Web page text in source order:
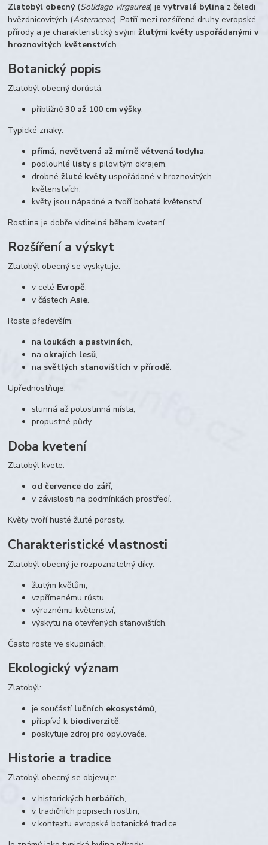
Zlatobýl obecný(Solidago virgaurea) jevytrvalá bylina z čeledi
hvězdnicovitých (Asteraceae). Patří mezi rozšířené druhy evropské
přírody a je charakteristický svýmižlutými květy uspořádanými v
hroznovitých květenstvích.
Botanický popis
Zlatobýl obecný dorůstá:
přibližně30 až 100 cm výšky.
Typické znaky:
přímá, nevětvená až mírně větvená lodyha,
podlouhlé listys pilovitým okrajem,
drobnéžluté květyuspořádané v hroznovitých
květenstvích,
květy jsou nápadné a tvoří bohaté květenství.
Rostlina je dobře viditelná během kvetení.
Rozšíření a výskyt
Zlatobýl obecný se vyskytuje:
v celé Evropě,
v částechAsie.
Roste především:
na loukách a pastvinách,
na okrajích lesů,
na světlých stanovištích v přírodě.
Upřednostňuje:
slunná až polostinná místa,
propustné půdy.
Doba kvetení
Zlatobýl kvete:
od července do září,
v závislosti na podmínkách prostředí.
Květy tvoří husté žluté porosty.
Charakteristické vlastnosti
Zlatobýl obecný je rozpoznatelný díky:
žlutým květům,
vzpřímenému růstu,
výraznému květenství,
výskytu na otevřených stanovištích.
Často roste ve skupinách.
Ekologický význam
Zlatobýl:
je součástí lučních ekosystémů,
přispívá k biodiverzitě,
poskytuje zdroj pro opylovače.
Historie a tradice
Zlatobýl obecný se objevuje:
v historických herbářích,
v tradičních popisech rostlin,
v kontextu evropské botanické tradice.